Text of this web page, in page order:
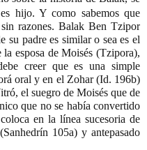
hijo. Y como sabemos que
razones. Balak Ben Tzipor
padre es similar o sea es el
esposa de Moisés (Tzipora),
creer que es una simple
oral y en el Zohar (Id. 196b)
el suegro de Moisés que de
que no se había convertido
en la línea sucesoria de
105a) y antepasado